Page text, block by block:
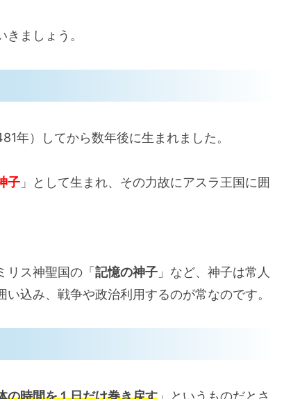
ナナホシが登場
現
の人物！」まとめ
ましょう。
年）してから数年後に生まれました。
子 」として生まれ、その力故にアスラ王国に囲
リス神聖国の「記憶の神子 」など、神子は常人
込み、戦争や政治利用するのが常なのです。
の時間を１日だけ巻き戻す 」というものだとさ